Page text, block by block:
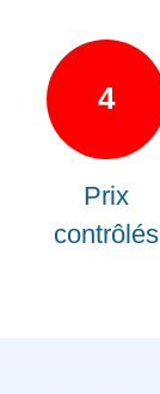
4
Prix
contrôlés